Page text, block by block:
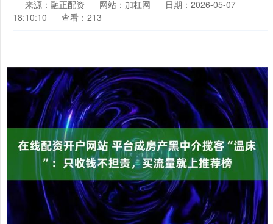
来源：融正配资 网站：加杠网
日期：2026-05-07
18:10:10
查看：213